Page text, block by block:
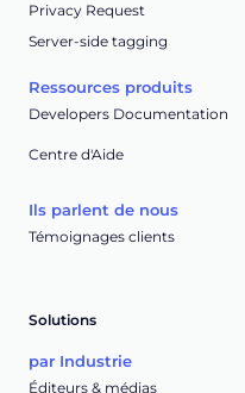
Privacy Request
Server-side tagging
Ressources produits
Developers Documentation
Centre d'Aide
Ils parlent de nous
Témoignages clients
Solutions
par Industrie
Éditeurs & médias